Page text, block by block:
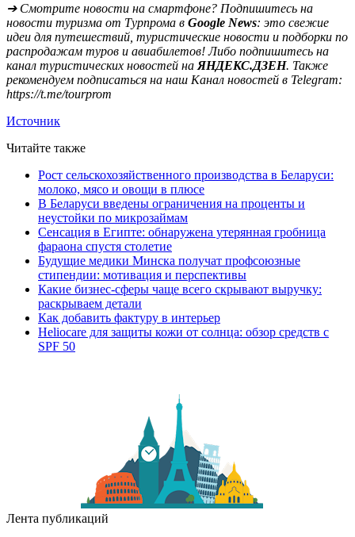
➔ Смотрите новости на смартфоне? Подпишитесь на
новости туризма от Турпрома в Google News: это свежие
идеи для путешествий, туристические новости и подборки по
распродажам туров и авиабилетов! Либо подпишитесь на
канал туристических новостей на ЯНДЕКС.ДЗЕН. Также
рекомендуем подписаться на наш Канал новостей в Telegram:
https://t.me/tourprom
Источник
Читайте также
Рост сельскохозяйственного производства в Беларуси:
молоко, мясо и овощи в плюсе
В Беларуси введены ограничения на проценты и
неустойки по микрозаймам
Сенсация в Египте: обнаружена утерянная гробница
фараона спустя столетие
Будущие медики Минска получат профсоюзные
стипендии: мотивация и перспективы
Какие бизнес-сферы чаще всего скрывают выручку:
раскрываем детали
Как добавить фактуру в интерьер
Heliocare для защиты кожи от солнца: обзор средств с
SPF 50
Лента публикаций